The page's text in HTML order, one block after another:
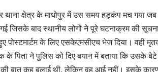
थाना क्षेत्र के माधोपुर में उस समय हड़कंप मच
बाद स्थानीय लोगों ने पूरे घटनाक्रम की
के लिए एसकेएमसीएच भेज दिया। वही
के पिता ने पुलिस को दिए बयान में बताया कि उसके
बात कह बुलाई थी, लेकिन वह आई नहीं। इसके